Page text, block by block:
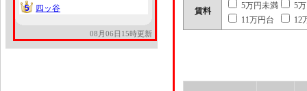
5
5 四ッ谷
08月06日15時更新
賃料
5万円未満
5
11万円台
12